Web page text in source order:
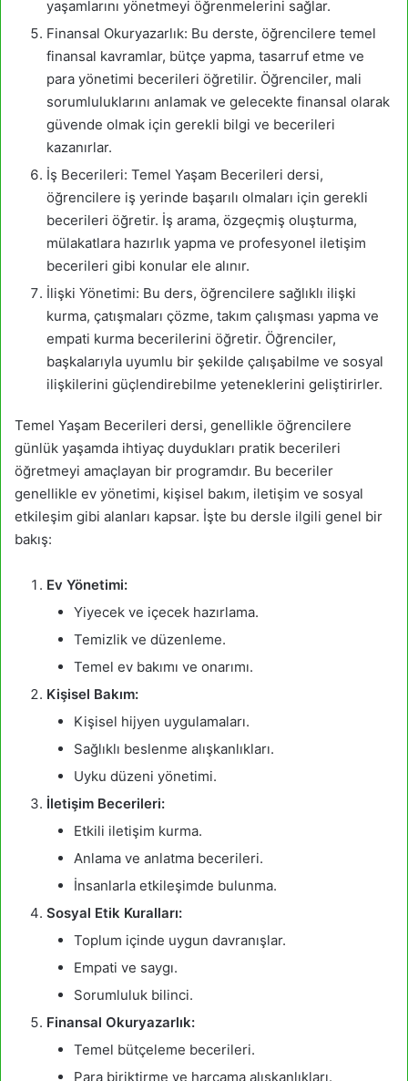
yaşamlarını yönetmeyi öğrenmelerini sağlar.
Finansal Okuryazarlık: Bu derste, öğrencilere temel
finansal kavramlar, bütçe yapma, tasarruf etme ve
para yönetimi becerileri öğretilir. Öğrenciler, mali
sorumluluklarını anlamak ve gelecekte finansal olarak
güvende olmak için gerekli bilgi ve becerileri
kazanırlar.
İş Becerileri: Temel Yaşam Becerileri dersi,
öğrencilere iş yerinde başarılı olmaları için gerekli
becerileri öğretir. İş arama, özgeçmiş oluşturma,
mülakatlara hazırlık yapma ve profesyonel iletişim
becerileri gibi konular ele alınır.
İlişki Yönetimi: Bu ders, öğrencilere sağlıklı ilişki
kurma, çatışmaları çözme, takım çalışması yapma ve
empati kurma becerilerini öğretir. Öğrenciler,
başkalarıyla uyumlu bir şekilde çalışabilme ve sosyal
ilişkilerini güçlendirebilme yeteneklerini geliştirirler.
Temel Yaşam Becerileri dersi, genellikle öğrencilere
günlük yaşamda ihtiyaç duydukları pratik becerileri
öğretmeyi amaçlayan bir programdır. Bu beceriler
genellikle ev yönetimi, kişisel bakım, iletişim ve sosyal
etkileşim gibi alanları kapsar. İşte bu dersle ilgili genel bir
bakış:
Ev Yönetimi:
Yiyecek ve içecek hazırlama.
Temizlik ve düzenleme.
Temel ev bakımı ve onarımı.
Kişisel Bakım:
Kişisel hijyen uygulamaları.
Sağlıklı beslenme alışkanlıkları.
Uyku düzeni yönetimi.
İletişim Becerileri:
Etkili iletişim kurma.
Anlama ve anlatma becerileri.
İnsanlarla etkileşimde bulunma.
Sosyal Etik Kuralları:
Toplum içinde uygun davranışlar.
Empati ve saygı.
Sorumluluk bilinci.
Finansal Okuryazarlık:
Temel bütçeleme becerileri.
Para biriktirme ve harcama alışkanlıkları.